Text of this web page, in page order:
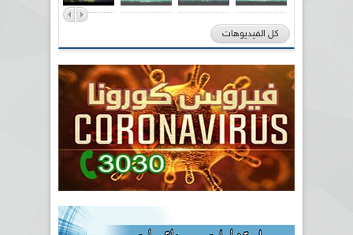
كل الفيديوهات